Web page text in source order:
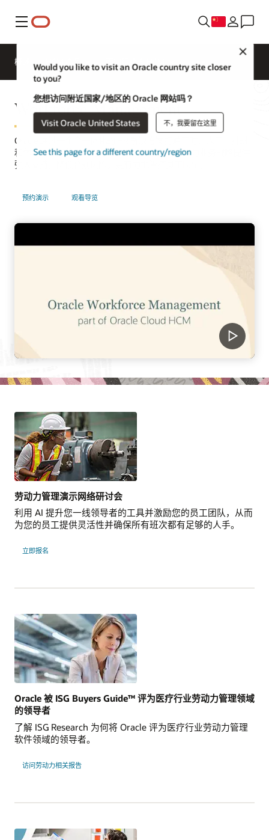
菜单
Would you like to visit an Oracle country site closer
to you?
您想访问附近国家/地区的 Oracle 网站吗？
Visit Oracle United States 不，我要留在这里
See this page for a different country/region
概述 HCM 产品 面向行业的 HCM
Workforce Management
Oracle 通过一个全一体化的 HR 解决方案打通工时、人工、排班
和休假管理与薪资、财务和人事数据，助力企业为业务战略提供
强大支持，降低合规风险，更有力地管控员工队伍。
预约演示 观看导览
劳动力管理演示网络研讨会
利用 AI 提升您一线领导者的工具并激励您的员工团队，从而
为您的员工提供灵活性并确保所有班次都有足够的人手。
立即报名
Oracle 被 ISG Buyers Guide™ 评为医疗行业劳动力管理领域
的领导者
了解 ISG Research 为何将 Oracle 评为医疗行业劳动力管理
软件领域的领导者。
访问劳动力相关报告